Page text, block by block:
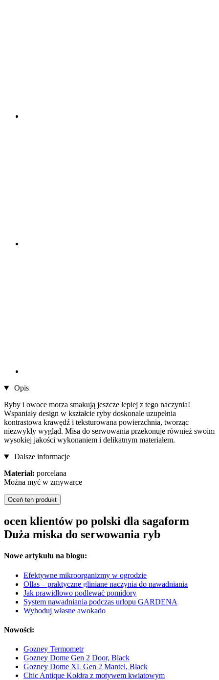
Opis
Ryby i owoce morza smakują jeszcze lepiej z tego naczynia!
Wspaniały design w kształcie ryby doskonale uzupełnia
kontrastowa krawędź i teksturowana powierzchnia, tworząc
niezwykły wygląd. Misa do serwowania przekonuje również swoim
wysokiej jakości wykonaniem i delikatnym materiałem.
Dalsze informacje
Materiał: porcelana
Można myć w zmywarce
Oceń ten produkt
ocen klientów po polski dla sagaform
Duża miska do serwowania ryb
Nowe artykułu na blogu:
Efektywne mikroorganizmy w ogrodzie
Ollas – praktyczne gliniane naczynia do nawadniania
Jak prawidłowo podlewać pomidory
System nawadniania podczas urlopu GARDENA
Wyhoduj własne awokado
Nowości:
Gozney Termometr
Gozney Dome Gen 2 Door, Black
Gozney Dome XL Gen 2 Mantel, Black
Chic Antique Kołdra z motywem kwiatowym